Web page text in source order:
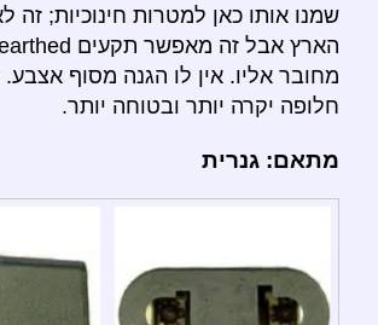
שמנו אותו כאן למטרות חינוכיות; זה
מחובר אליו. אין לו הגנה מסוף
חלופה יקרה יותר ובטוחה יותר.
מתאם: גנרית